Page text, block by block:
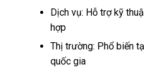
Dịch vụ: Hỗ trợ kỹ
hợp
Thị trường: Phổ biến
quốc gia